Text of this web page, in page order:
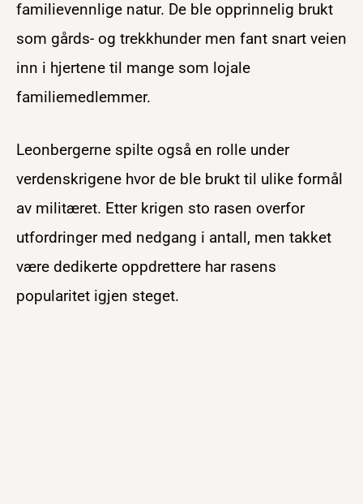
familievennlige natur. De ble opprinnelig brukt
som gårds- og trekkhunder men fant snart veien
inn i hjertene til mange som lojale
familiemedlemmer.
Leonbergerne spilte også en rolle under
verdenskrigene hvor de ble brukt til ulike formål
av militæret. Etter krigen sto rasen overfor
utfordringer med nedgang i antall, men takket
være dedikerte oppdrettere har rasens
popularitet igjen steget.